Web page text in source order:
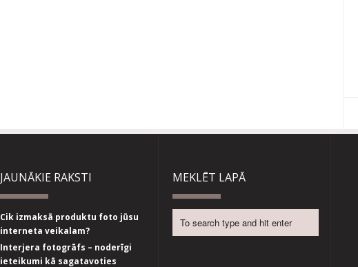
JAUNĀKIE RAKSTI
Cik izmaksā produktu foto jūsu
interneta veikalam?
Interjera fotogrāfs – noderīgi
ieteikumi kā sagatavoties
MEKLĒT LAPĀ